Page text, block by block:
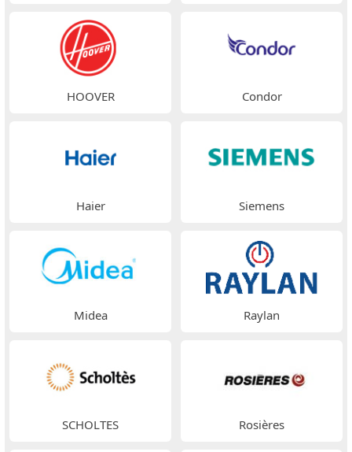
HOOVER Condor
Haier Siemens
Midea Raylan
SCHOLTES Rosières